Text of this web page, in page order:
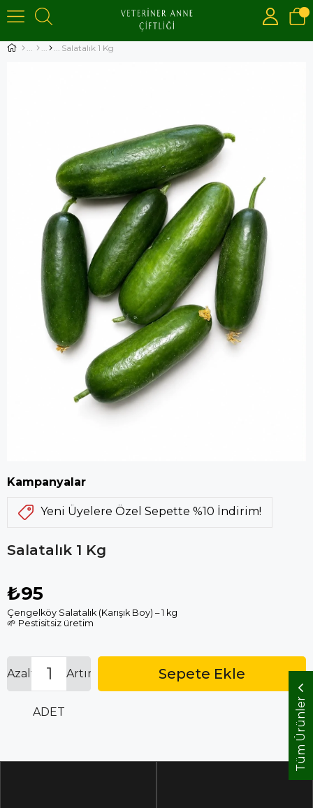
Tüm Ürünler
Salatalık 1 Kg
Kampanyalar
Yeni Üyelere Özel Sepette %10 İndirim!
Salatalık 1 Kg
₺95
Çengelköy Salatalık (Karışık Boy) – 1 kg
🌱 Pestisitsiz üretim
ADET
Artır
Azalt